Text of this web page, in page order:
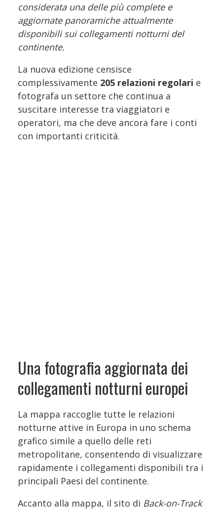
considerata una delle più complete e
aggiornate panoramiche attualmente
disponibili sui collegamenti notturni del
continente.
La nuova edizione censisce
complessivamente 205 relazioni regolari e
fotografa un settore che continua a
suscitare interesse tra viaggiatori e
operatori, ma che deve ancora fare i conti
con importanti criticità.
Una fotografia aggiornata dei
collegamenti notturni europei
La mappa raccoglie tutte le relazioni
notturne attive in Europa in uno schema
grafico simile a quello delle reti
metropolitane, consentendo di visualizzare
rapidamente i collegamenti disponibili tra i
principali Paesi del continente.
Accanto alla mappa, il sito di Back-on-Track